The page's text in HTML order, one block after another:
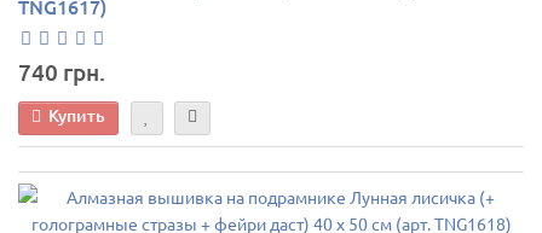
TNG1617)
740 грн.
Купить